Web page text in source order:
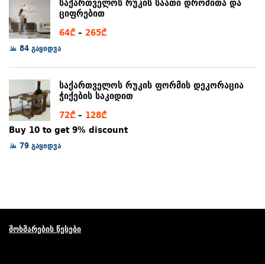
ციფრებით
64₾ – 265₾Price
through
265₾
84 გაყიდვა
საქართველოს რუკის ფორმის დეკორაცია
ჭიქების საკიდით
72₾ – 128₾Price
range:
Buy 10 to get 9% discount
79 გაყიდვა
მოხმარების წესები